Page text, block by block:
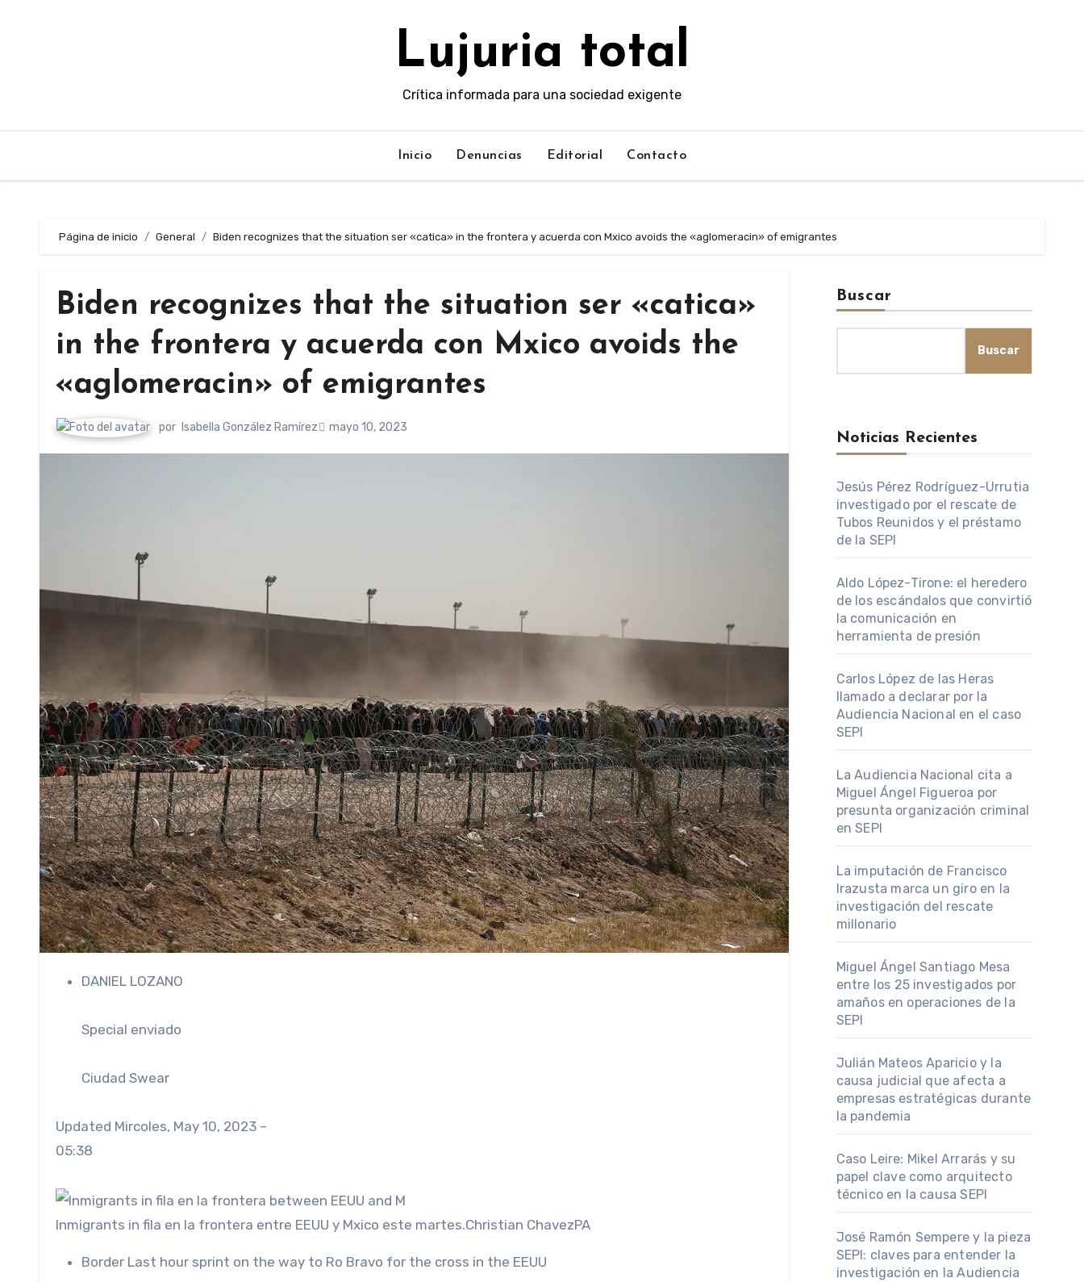
Lujuria total
Crítica informada para una sociedad exigente
Inicio Denuncias Editorial Contacto
Página de inicio General Biden recognizes that the situation ser «catica» in the frontera y acuerda con Mxico avoids the «aglomeracin» of emigrantes
Biden recognizes that the situation ser «catica»
in the frontera y acuerda con Mxico avoids the
«aglomeracin» of emigrantes
por Isabella González Ramírez mayo 10, 2023
DANIEL LOZANO
Special enviado
Ciudad Swear
Updated Mircoles, May 10, 2023 –
05:38
Inmigrants in fila en la frontera entre EEUU y Mxico este martes.Christian ChavezPA
Border Last hour sprint on the way to Ro Bravo for the cross in the EEUU
Buscar
Buscar
Noticias Recientes
Jesús Pérez Rodríguez-Urrutia
investigado por el rescate de
Tubos Reunidos y el préstamo
de la SEPI
Aldo López-Tirone: el heredero
de los escándalos que convirtió
la comunicación en
herramienta de presión
Carlos López de las Heras
llamado a declarar por la
Audiencia Nacional en el caso
SEPI
La Audiencia Nacional cita a
Miguel Ángel Figueroa por
presunta organización criminal
en SEPI
La imputación de Francisco
Irazusta marca un giro en la
investigación del rescate
millonario
Miguel Ángel Santiago Mesa
entre los 25 investigados por
amaños en operaciones de la
SEPI
Julián Mateos Aparicio y la
causa judicial que afecta a
empresas estratégicas durante
la pandemia
Caso Leire: Mikel Arrarás y su
papel clave como arquitecto
técnico en la causa SEPI
José Ramón Sempere y la pieza
SEPI: claves para entender la
investigación en la Audiencia